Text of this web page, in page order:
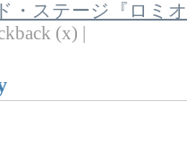
・ステージ『ロミ
(x) |